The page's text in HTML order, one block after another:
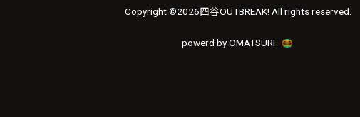
Copyright ©2026四谷OUTBREAK! All rights reserved.
powerd by OMATSURI